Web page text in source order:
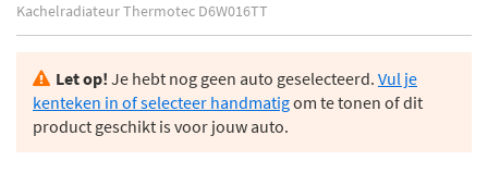
Kachelradiateur Thermotec D6W016TT
Let op! Je hebt nog geen auto geselecteerd. Vul je
kenteken in of selecteer handmatigom te tonen of dit
product geschikt is voor jouw auto.